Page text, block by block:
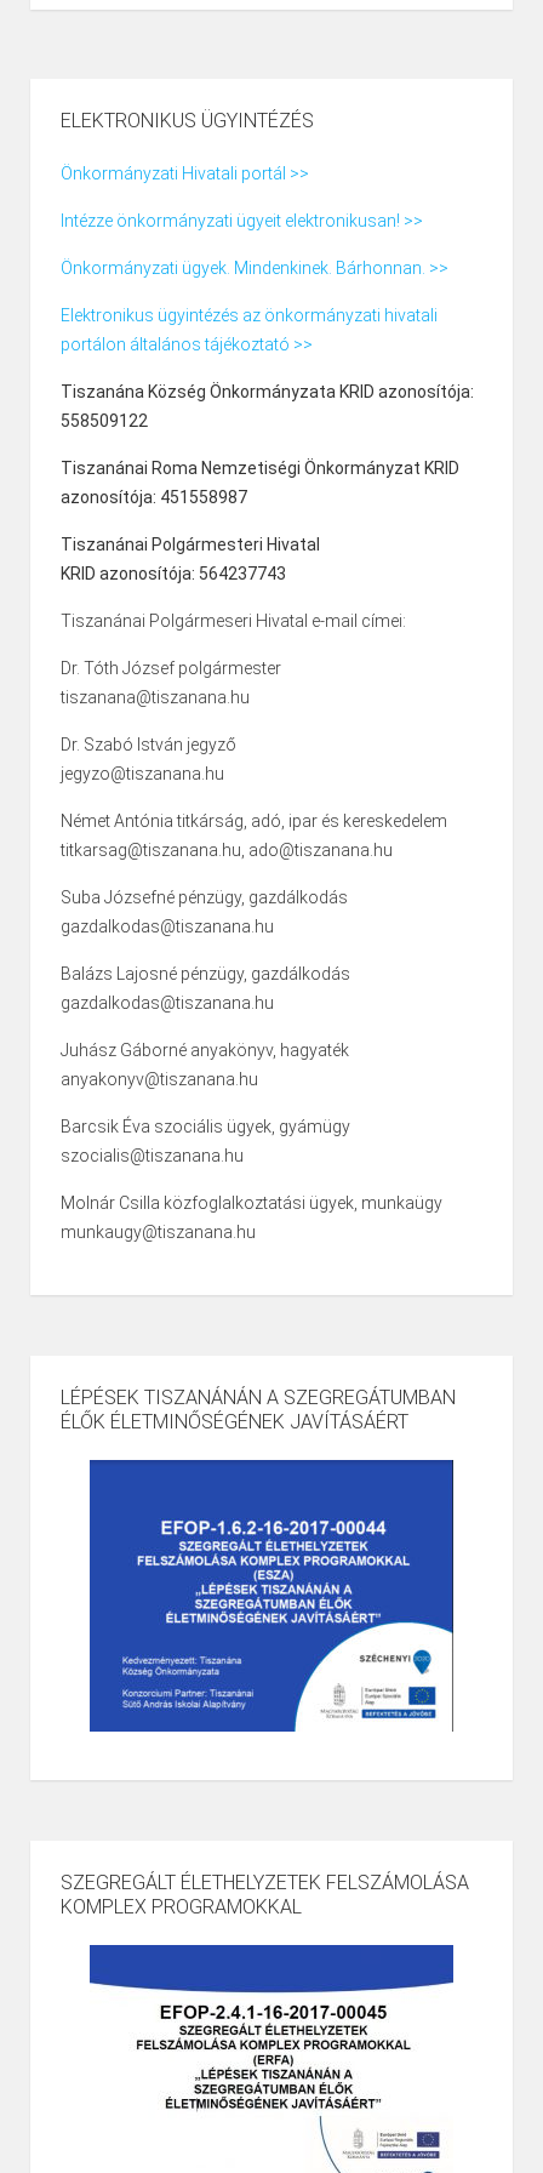
később adománygyűjtéssel párosult. Elsősorban
ELEKTRONIKUS ÜGYINTÉZÉS
Önkormányzati Hivatali portál >>
Intézze önkormányzati ügyeit elektronikusan! >>
Önkormányzati ügyek. Mindenkinek. Bárhonnan. >>
Elektronikus ügyintézés az önkormányzati hivatali
portálon általános tájékoztató >>
Tiszanána Község Önkormányzata KRID azonosítója:
558509122
Tiszanánai Roma Nemzetiségi Önkormányzat KRID
azonosítója: 451558987
Tiszanánai Polgármesteri Hivatal
KRID azonosítója: 564237743
Tiszanánai Polgármeseri Hivatal e-mail címei:
Dr. Tóth József polgármester
tiszanana@tiszanana.hu
Dr. Szabó István jegyző
jegyzo@tiszanana.hu
Német Antónia titkárság, adó, ipar és kereskedelem
titkarsag@tiszanana.hu, ado@tiszanana.hu
Suba Józsefné pénzügy, gazdálkodás
gazdalkodas@tiszanana.hu
Balázs Lajosné pénzügy, gazdálkodás
gazdalkodas@tiszanana.hu
Juhász Gáborné anyakönyv, hagyaték
anyakonyv@tiszanana.hu
Barcsik Éva szociális ügyek, gyámügy
szocialis@tiszanana.hu
Molnár Csilla közfoglalkoztatási ügyek, munkaügy
munkaugy@tiszanana.hu
LÉPÉSEK TISZANÁNÁN A SZEGREGÁTUMBAN
ÉLŐK ÉLETMINŐSÉGÉNEK JAVÍTÁSÁÉRT
SZEGREGÁLT ÉLETHELYZETEK FELSZÁMOLÁSA
KOMPLEX PROGRAMOKKAL